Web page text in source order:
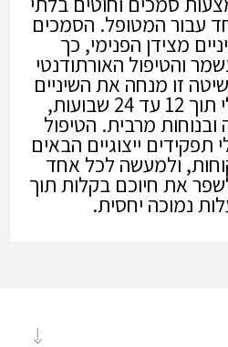
עבור המטופל. הסמכים
מצידן הפנימי, כך
והטיפול האורתודנטי
זו מנחה את השיניים
למיקומם האידיאלי תוך 12 עד 24 שבועות,
מרבית. הטיפול
ייצוגיים הבאים
ולמעשה לכל אחד
את חיוכם בקלות תוך
נמוכה יחסית.